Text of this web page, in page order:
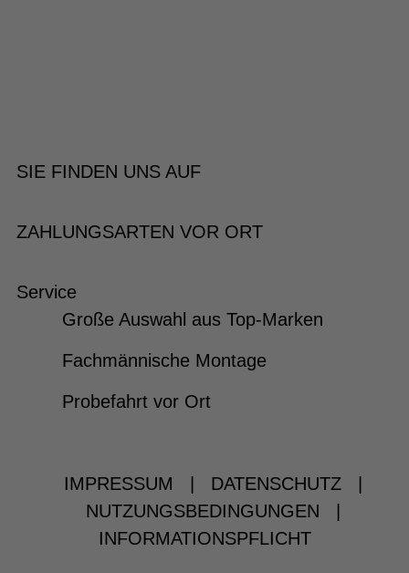
SIE FINDEN UNS AUF
ZAHLUNGSARTEN VOR ORT
Service
Große Auswahl aus Top-Marken
Fachmännische Montage
Probefahrt vor Ort
IMPRESSUM DATENSCHUTZ
NUTZUNGSBEDINGUNGEN
INFORMATIONSPFLICHT